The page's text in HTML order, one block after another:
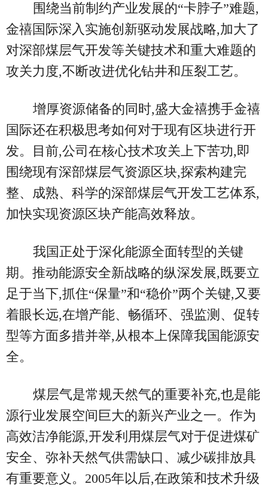
围绕当前制约产业发展的“卡脖子”难题,
金禧国际深入实施创新驱动发展战略,加大了
对深部煤层气开发等关键技术和重大难题的
攻关力度,不断改进优化钻井和压裂工艺。
增厚资源储备的同时,盛大金禧携手金禧
国际还在积极思考如何对于现有区块进行开
发。目前,公司在核心技术攻关上下苦功,即
围绕现有深部煤层气资源区块,探索构建完
整、成熟、科学的深部煤层气开发工艺体系,
加快实现资源区块产能高效释放。
我国正处于深化能源全面转型的关键
期。推动能源安全新战略的纵深发展,既要立
足于当下,抓住“保量”和“稳价”两个关键,又要
着眼长远,在增产能、畅循环、强监测、促转
型等方面多措并举,从根本上保障我国能源安
全。
煤层气是常规天然气的重要补充,也是能
源行业发展空间巨大的新兴产业之一。作为
高效洁净能源,开发利用煤层气对于促进煤矿
安全、弥补天然气供需缺口、减少碳排放具
有重要意义。2005年以后,在政策和技术升级